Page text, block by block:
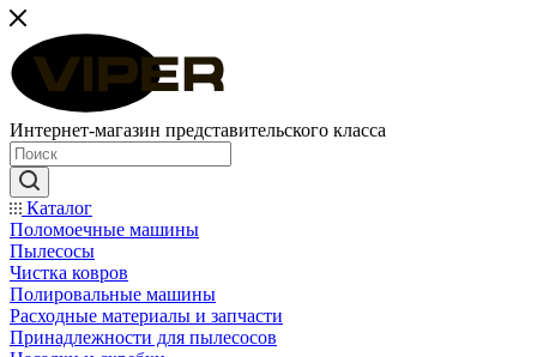
Интернет-магазин представительского класса
Каталог
Поломоечные машины
Пылесосы
Чистка ковров
Полировальные машины
Расходные материалы и запчасти
Принадлежности для пылесосов